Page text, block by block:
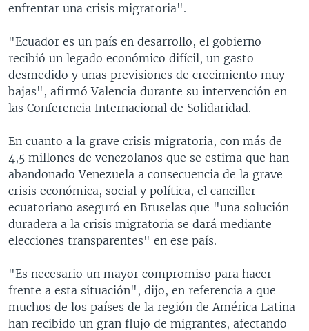
enfrentar una crisis migratoria".
"Ecuador es un país en desarrollo, el gobierno
recibió un legado económico difícil, un gasto
desmedido y unas previsiones de crecimiento muy
bajas", afirmó Valencia durante su intervención en
las Conferencia Internacional de Solidaridad.
En cuanto a la grave crisis migratoria, con más de
4,5 millones de venezolanos que se estima que han
abandonado Venezuela a consecuencia de la grave
crisis económica, social y política, el canciller
ecuatoriano aseguró en Bruselas que "una solución
duradera a la crisis migratoria se dará mediante
elecciones transparentes" en ese país.
"Es necesario un mayor compromiso para hacer
frente a esta situación", dijo, en referencia a que
muchos de los países de la región de América Latina
han recibido un gran flujo de migrantes, afectando